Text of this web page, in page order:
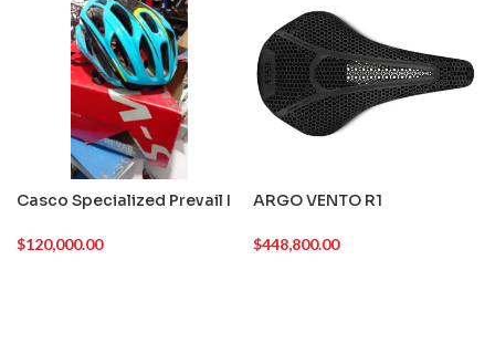
Casco Specialized Prevail I
$120,000.00
ARGO VENTO R1
$448,800.00